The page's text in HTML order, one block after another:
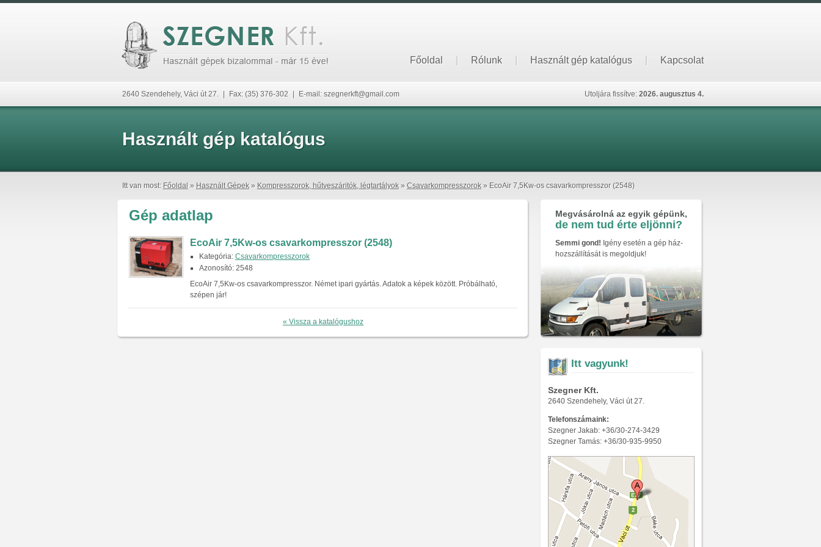
Főoldal Rólunk Használt gép katalógus Kapcsolat
2640 Szendehely, Váci út 27. Fax: (35) 376-302 E-mail: szegnerkft@gmail.com Utoljára fissítve: 2026. augusztus 4.
Használt gép katalógus
Itt van most: Főoldal » Használt Gépek » Kompresszorok, hűtveszáritók, légtartályok » Csavarkompresszorok » EcoAir 7,5Kw-os csavarkompresszor (2548)
Gép adatlap
EcoAir 7,5Kw-os csavarkompresszor (2548)
Kategória: Csavarkompresszorok
Azonosító: 2548
EcoAir 7,5Kw-os csavarkompresszor. Német ipari gyártás. Adatok a képek között. Próbálható,
szépen jár!
« Vissza a katalógushoz
Megvásárolná az egyik gépünk,
de nem tud érte eljönni?
Semmi gond! Igény esetén a gép ház-
hozszállítását is megoldjuk!
Itt vagyunk!
Szegner Kft.
2640 Szendehely, Váci út 27.
Telefonszámaink:
Szegner Jakab: +36/30-274-3429
Szegner Tamás: +36/30-935-9950